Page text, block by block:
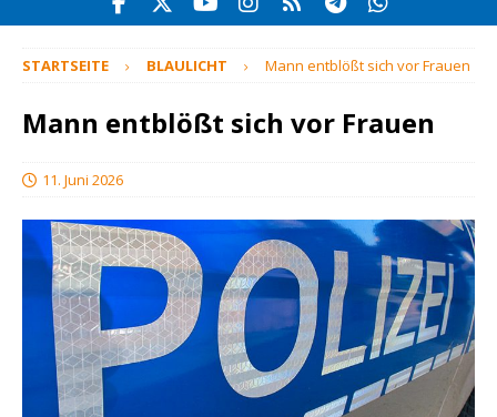
STARTSEITE BLAULICHT Mann entblößt sich vor Frauen
Mann entblößt sich vor Frauen
11. Juni 2026